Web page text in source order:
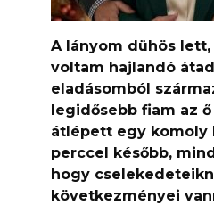
A lányom dühös
voltam hajlandó
eladásomból
legidősebb fiam az
átlépett egy komoly
perccel később,
hogy
következményei